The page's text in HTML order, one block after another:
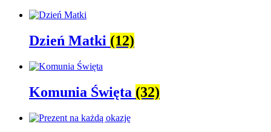
Dzień Matki (12)
Komunia Święta (32)